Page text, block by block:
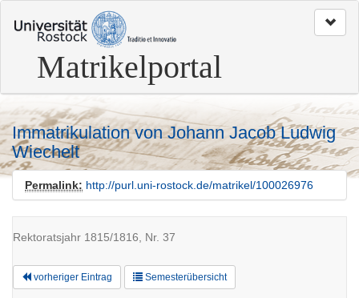
zum
Seitenanfang
Matrikelportal
Immatrikulation von Johann Jacob Ludwig
Wiechelt
Permalink: http://purl.uni-rostock.de/matrikel/100026976
Rektoratsjahr 1815/1816, Nr. 37
vorheriger Eintrag Semesterübersicht